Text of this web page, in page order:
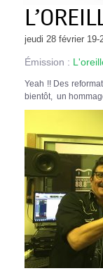
jeudi 28 février 19-
Émission :
Yeah !! Des
bientôt, un